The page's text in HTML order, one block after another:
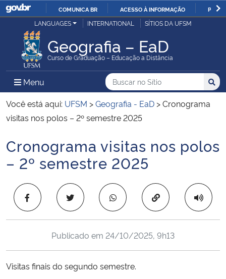
IR
O
COMUNICA BR ACESSO À INFORMAÇÃO
Ministério da Justiça e Segurança Pública
Ministério da Defesa
Ministério das Relações Exteriores
Ministério da Infraestrutura
Ministério da Educação
Ministério da Cidadania
LANGUAGES INTERNATIONAL SÍTIOS DA UFSM
Geografia – EaD
Curso de Graduação – Educação a Distância
Menu Menu Principal do Sítio
Busca
Buscar no no Sítio
Busca:
Você está aqui: UFSM >Geografia - EaD >Cronograma
visitas nos polos – 2º semestre 2025
Início do conteúdo
Cronograma visitas nos polos
– 2º semestre 2025
Copiar para área
Publicado em 24/10/2025, 9h13
Visitas finais do segundo semestre.